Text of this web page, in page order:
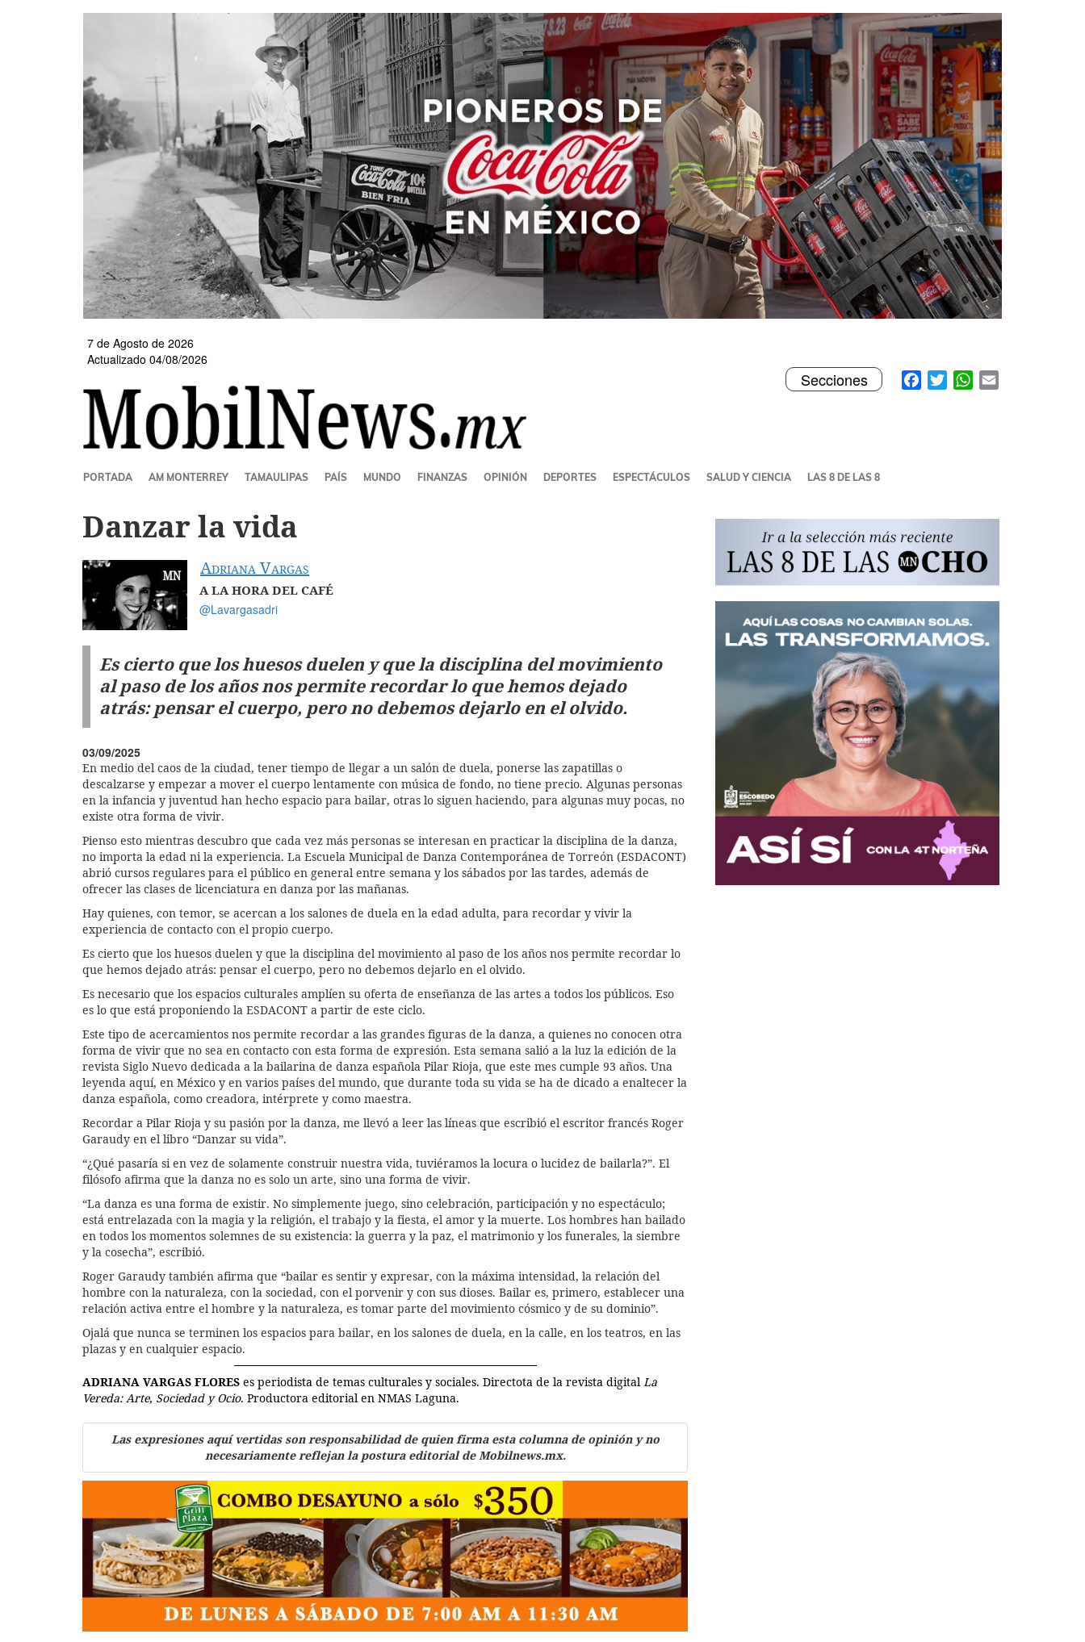
7 de Agosto de 2026
Actualizado 04/08/2026
Facebook
TwitterWhatsApp
Toggle
navigation
Secciones
SECCIONES
PORTADA AM MONTERREY TAMAULIPAS PAÍS MUNDO FINANZAS OPINIÓN DEPORTES ESPECTÁCULOS SALUD Y CIENCIA LAS 8 DE LAS 8
Danzar la vida
Adriana Vargas
A LA HORA DEL CAFÉ
@Lavargasadri
Es cierto que los huesos duelen y que la disciplina del movimiento
al paso de los años nos permite recordar lo que hemos dejado
atrás: pensar el cuerpo, pero no debemos dejarlo en el olvido.
03/09/2025
En medio del caos de la ciudad, tener tiempo de llegar a un salón de duela, ponerse las zapatillas o
descalzarse y empezar a mover el cuerpo lentamente con música de fondo, no tiene precio. Algunas personas
en la infancia y juventud han hecho espacio para bailar, otras lo siguen haciendo, para algunas muy pocas, no
existe otra forma de vivir.
Pienso esto mientras descubro que cada vez más personas se interesan en practicar la disciplina de la danza,
no importa la edad ni la experiencia. La Escuela Municipal de Danza Contemporánea de Torreón (ESDACONT)
abrió cursos regulares para el público en general entre semana y los sábados por las tardes, además de
ofrecer las clases de licenciatura en danza por las mañanas.
Hay quienes, con temor, se acercan a los salones de duela en la edad adulta, para recordar y vivir la
experiencia de contacto con el propio cuerpo.
Es cierto que los huesos duelen y que la disciplina del movimiento al paso de los años nos permite recordar lo
que hemos dejado atrás: pensar el cuerpo, pero no debemos dejarlo en el olvido.
Es necesario que los espacios culturales amplíen su oferta de enseñanza de las artes a todos los públicos. Eso
es lo que está proponiendo la ESDACONT a partir de este ciclo.
Este tipo de acercamientos nos permite recordar a las grandes figuras de la danza, a quienes no conocen otra
forma de vivir que no sea en contacto con esta forma de expresión. Esta semana salió a la luz la edición de la
revista Siglo Nuevo dedicada a la bailarina de danza española Pilar Rioja, que este mes cumple 93 años. Una
leyenda aquí, en México y en varios países del mundo, que durante toda su vida se ha de dicado a enaltecer la
danza española, como creadora, intérprete y como maestra.
Recordar a Pilar Rioja y su pasión por la danza, me llevó a leer las líneas que escribió el escritor francés Roger
Garaudy en el libro “Danzar su vida”.
“¿Qué pasaría si en vez de solamente construir nuestra vida, tuviéramos la locura o lucidez de bailarla?”. El
filósofo afirma que la danza no es solo un arte, sino una forma de vivir.
“La danza es una forma de existir. No simplemente juego, sino celebración, participación y no espectáculo;
está entrelazada con la magia y la religión, el trabajo y la fiesta, el amor y la muerte. Los hombres han bailado
en todos los momentos solemnes de su existencia: la guerra y la paz, el matrimonio y los funerales, la siembre
y la cosecha”, escribió.
Roger Garaudy también afirma que “bailar es sentir y expresar, con la máxima intensidad, la relación del
hombre con la naturaleza, con la sociedad, con el porvenir y con sus dioses. Bailar es, primero, establecer una
relación activa entre el hombre y la naturaleza, es tomar parte del movimiento cósmico y de su dominio”.
Ojalá que nunca se terminen los espacios para bailar, en los salones de duela, en la calle, en los teatros, en las
plazas y en cualquier espacio.
ADRIANA VARGAS FLORES es periodista de temas culturales y sociales. Directota de la revista digital La
Vereda: Arte, Sociedad y Ocio. Productora editorial en NMAS Laguna.
Las expresiones aquí vertidas son responsabilidad de quien firma esta columna de opinión y no
necesariamente reflejan la postura editorial de Mobilnews.mx.